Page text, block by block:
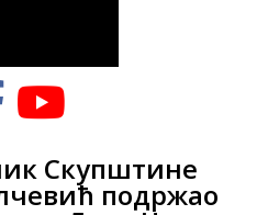
Скупштине
подржао